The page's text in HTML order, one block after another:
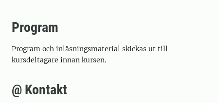
Program
Program och inläsningsmaterial skickas ut till
kursdeltagare innan kursen.
@ Kontakt